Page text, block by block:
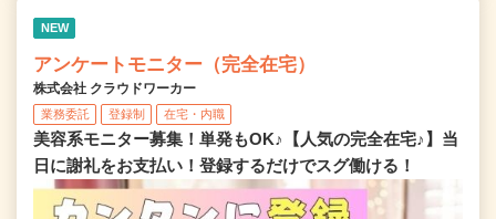
NEW
アンケートモニター（完全在宅）
株式会社 クラウドワーカー
業務委託 登録制 在宅・内職
美容系モニター募集！単発もOK♪【人気の完全在宅♪】当
日に謝礼をお支払い！登録するだけでスグ働ける！